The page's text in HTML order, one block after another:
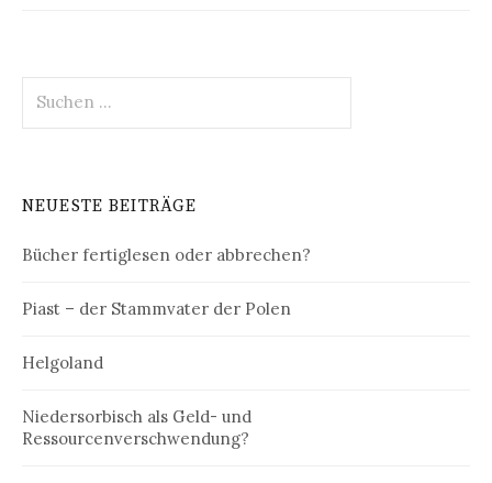
nach:
NEUESTE BEITRÄGE
Bücher fertiglesen oder abbrechen?
Piast – der Stammvater der Polen
Helgoland
Niedersorbisch als Geld- und
Ressourcenverschwendung?